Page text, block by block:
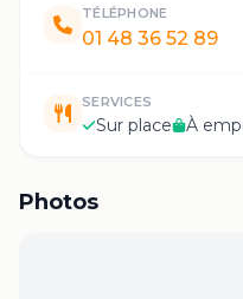
TÉLÉPHONE
01 48 36 52 89
SERVICES
Sur place À
Photos